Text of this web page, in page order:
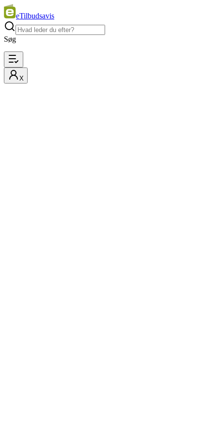
eTilbudsavis
Søg
X